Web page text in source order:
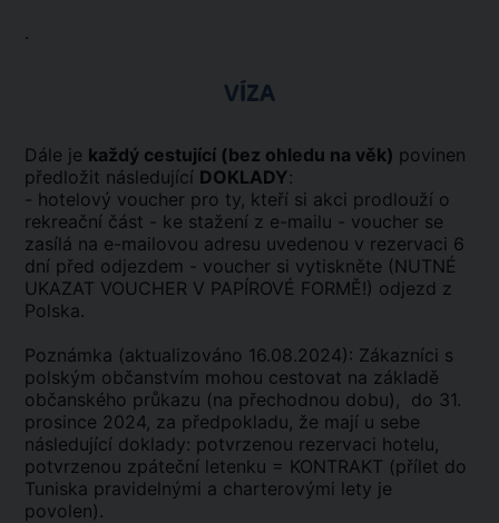
.
VÍZA
Dále je každý cestující (bez ohledu na věk) povinen
předložit následující DOKLADY:
- hotelový voucher pro ty, kteří si akci prodlouží o
rekreační část - ke stažení z e-mailu - voucher se
zasílá na e-mailovou adresu uvedenou v rezervaci 6
dní před odjezdem - voucher si vytiskněte (NUTNÉ
UKAZAT VOUCHER V PAPÍROVÉ FORMĚ!) odjezd z
Polska.
Poznámka (aktualizováno 16.08.2024): Zákazníci s
polským občanstvím mohou cestovat na základě
občanského průkazu (na přechodnou dobu), do 31.
prosince 2024, za předpokladu, že mají u sebe
následující doklady: potvrzenou rezervaci hotelu,
potvrzenou zpáteční letenku = KONTRAKT (přílet do
Tuniska pravidelnými a charterovými lety je
povolen).